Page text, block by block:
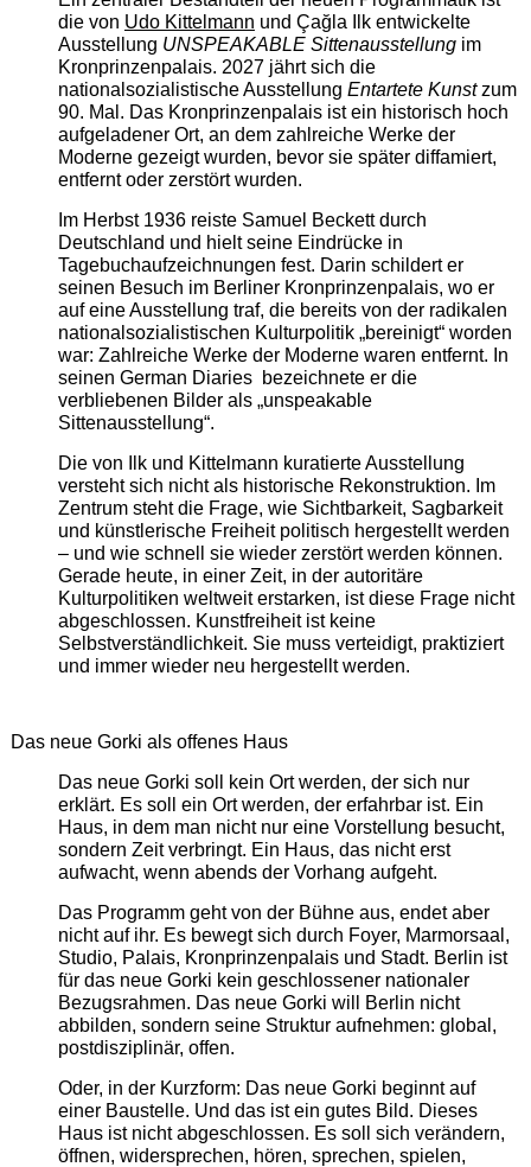
die von Udo Kittelmann und Çağla Ilk entwickelte
Ausstellung UNSPEAKABLE Sittenausstellungim
Kronprinzenpalais. 2027 jährt sich die
nationalsozialistische Ausstellung Entartete Kunstzum
90. Mal. Das Kronprinzenpalais ist ein historisch hoch
aufgeladener Ort, an dem zahlreiche Werke der
Moderne gezeigt wurden, bevor sie später diffamiert,
entfernt oder zerstört wurden.
Im Herbst 1936 reiste Samuel Beckett durch
Deutschland und hielt seine Eindrücke in
Tagebuchaufzeichnungen fest. Darin schildert er
seinen Besuch im Berliner Kronprinzenpalais, wo er
auf eine Ausstellung traf, die bereits von der radikalen
nationalsozialistischen Kulturpolitik „bereinigt“ worden
war: Zahlreiche Werke der Moderne waren entfernt. In
seinen German Diaries bezeichnete er die
verbliebenen Bilder als „unspeakable
Sittenausstellung“.
Die von Ilk und Kittelmann kuratierte Ausstellung
versteht sich nicht als historische Rekonstruktion. Im
Zentrum steht die Frage, wie Sichtbarkeit, Sagbarkeit
und künstlerische Freiheit politisch hergestellt werden
– und wie schnell sie wieder zerstört werden können.
Gerade heute, in einer Zeit, in der autoritäre
Kulturpolitiken weltweit erstarken, ist diese Frage nicht
abgeschlossen. Kunstfreiheit ist keine
Selbstverständlichkeit. Sie muss verteidigt, praktiziert
und immer wieder neu hergestellt werden.
Das neue Gorki als offenes Haus
Das neue Gorki soll kein Ort werden, der sich nur
erklärt. Es soll ein Ort werden, der erfahrbar ist. Ein
Haus, in dem man nicht nur eine Vorstellung besucht,
sondern Zeit verbringt. Ein Haus, das nicht erst
aufwacht, wenn abends der Vorhang aufgeht.
Das Programm geht von der Bühne aus, endet aber
nicht auf ihr. Es bewegt sich durch Foyer, Marmorsaal,
Studio, Palais, Kronprinzenpalais und Stadt. Berlin ist
für das neue Gorki kein geschlossener nationaler
Bezugsrahmen. Das neue Gorki will Berlin nicht
abbilden, sondern seine Struktur aufnehmen: global,
postdisziplinär, offen.
Oder, in der Kurzform: Das neue Gorki beginnt auf
einer Baustelle. Und das ist ein gutes Bild. Dieses
Haus ist nicht abgeschlossen. Es soll sich verändern,
öffnen, widersprechen, hören, sprechen, spielen,